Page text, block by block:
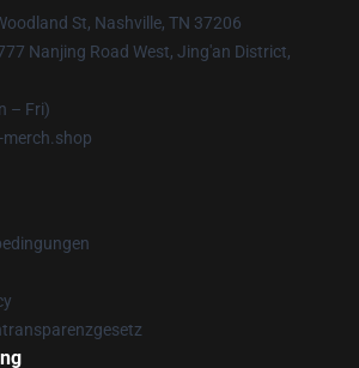
St, Nashville, TN 37206
Nanjing Road West, Jing'an District,
– Fri)